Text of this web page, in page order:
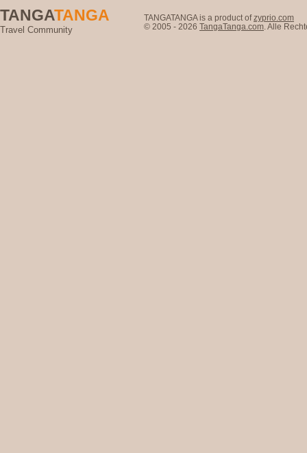
TANGATANGA
Travel Community
TANGATANGA is a product ofzyprio.com
© 2005 - 2026 TangaTanga.com . Alle